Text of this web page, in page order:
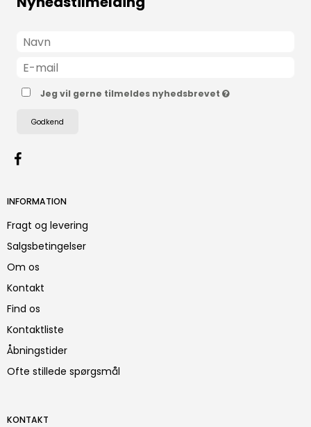
Jeg vil gerne tilmeldes nyhedsbrevet
Godkend
INFORMATION
Fragt og levering
Salgsbetingelser
Om os
Kontakt
Find os
Kontaktliste
Åbningstider
Ofte stillede spørgsmål
KONTAKT